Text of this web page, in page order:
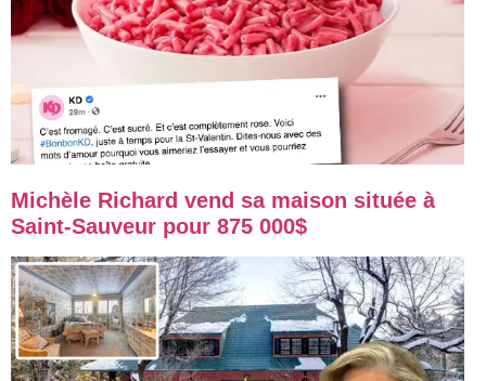
Michèle Richard vend sa maison située à
Saint-Sauveur pour 875 000$